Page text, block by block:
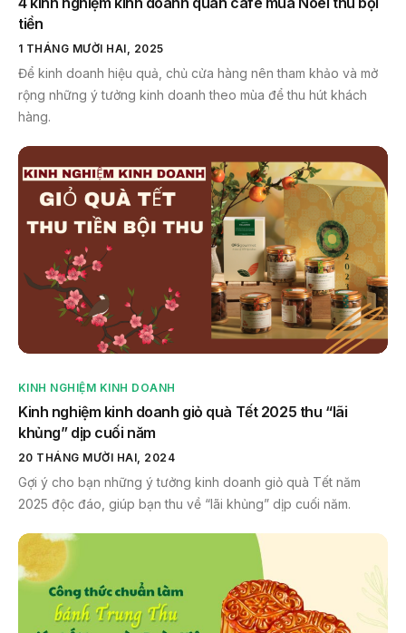
tiền
1 THÁNG MƯỜI HAI, 2025
Để kinh doanh hiệu quả, chủ cửa hàng nên tham khảo và mở
rộng những ý tưởng kinh doanh theo mùa để thu hút khách
hàng.
KINH NGHIỆM KINH DOANH
Kinh nghiệm kinh doanh giỏ quà Tết 2025 thu “lãi
khủng” dịp cuối năm
20 THÁNG MƯỜI HAI, 2024
Gợi ý cho bạn những ý tưởng kinh doanh giỏ quà Tết năm
2025 độc đáo, giúp bạn thu về “lãi khủng” dịp cuối năm.